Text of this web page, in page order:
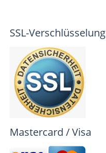
SSL-Verschlüsselung
Mastercard / Visa